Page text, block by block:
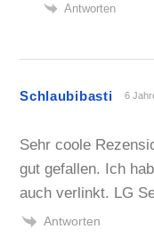
Antworten
Schlaubibasti 6
Sehr coole
gut gefallen. Ich
auch verlinkt. LG
Antworten